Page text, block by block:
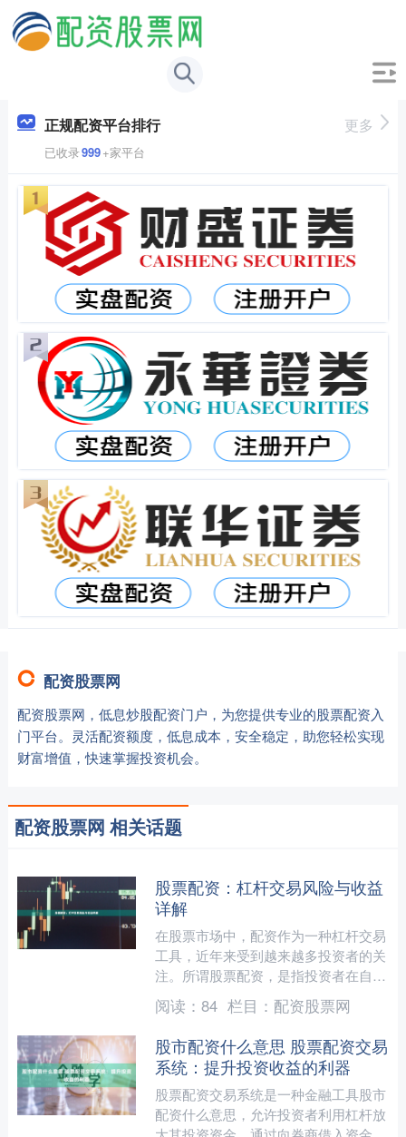
正规配资平台排行
已收录999+家平台
更多
配资股票网
配资股票网，低息炒股配资门户，为您提供专业的股票配资入
门平台。灵活配资额度，低息成本，安全稳定，助您轻松实现
财富增值，快速掌握投资机会。
配资股票网 相关话题
股票配资：杠杆交易风险与收益
详解
在股票市场中，配资作为一种杠杆交易
工具，近年来受到越来越多投资者的关
注。所谓股票配资，是指投资者在自有
资金基础上，通过配资平台借入额外资
金进行股票交易，从而放大....
阅读： 84 栏目： 配资股票网
股市配资什么意思 股票配资交易
系统：提升投资收益的利器
股票配资交易系统是一种金融工具股市
配资什么意思，允许投资者利用杠杆放